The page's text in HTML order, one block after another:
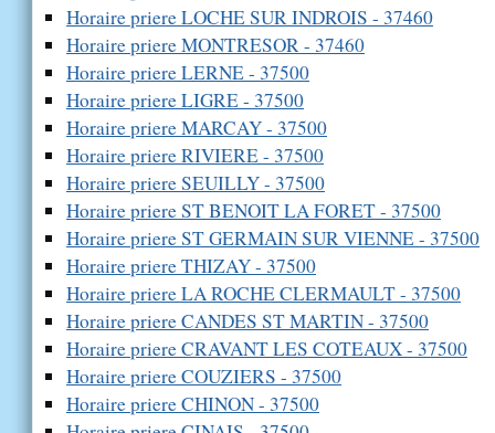
Horaire priere LOCHE SUR INDROIS - 37460
Horaire priere MONTRESOR - 37460
Horaire priere LERNE - 37500
Horaire priere LIGRE - 37500
Horaire priere MARCAY - 37500
Horaire priere RIVIERE - 37500
Horaire priere SEUILLY - 37500
Horaire priere ST BENOIT LA FORET - 37500
Horaire priere ST GERMAIN SUR VIENNE - 37500
Horaire priere THIZAY - 37500
Horaire priere LA ROCHE CLERMAULT - 37500
Horaire priere CANDES ST MARTIN - 37500
Horaire priere CRAVANT LES COTEAUX - 37500
Horaire priere COUZIERS - 37500
Horaire priere CHINON - 37500